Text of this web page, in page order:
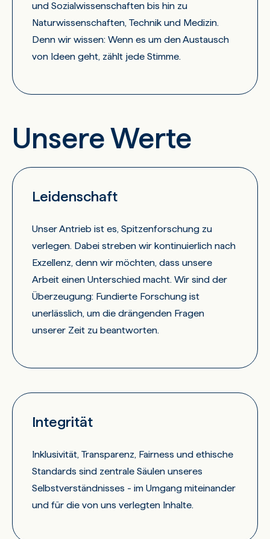
und Sozialwissenschaften bis hin zu
Naturwissenschaften, Technik und Medizin.
Denn wir wissen: Wenn es um den Austausch
von Ideen geht, zählt jede Stimme.
Unsere Werte
Leidenschaft
Unser Antrieb ist es, Spitzenforschung zu
verlegen. Dabei streben wir kontinuierlich nach
Exzellenz, denn wir möchten, dass unsere
Arbeit einen Unterschied macht. Wir sind der
Überzeugung: Fundierte Forschung ist
unerlässlich, um die drängenden Fragen
unserer Zeit zu beantworten.
Integrität
Inklusivität, Transparenz, Fairness und ethische
Standards sind zentrale Säulen unseres
Selbstverständnisses - im Umgang miteinander
und für die von uns verlegten Inhalte.